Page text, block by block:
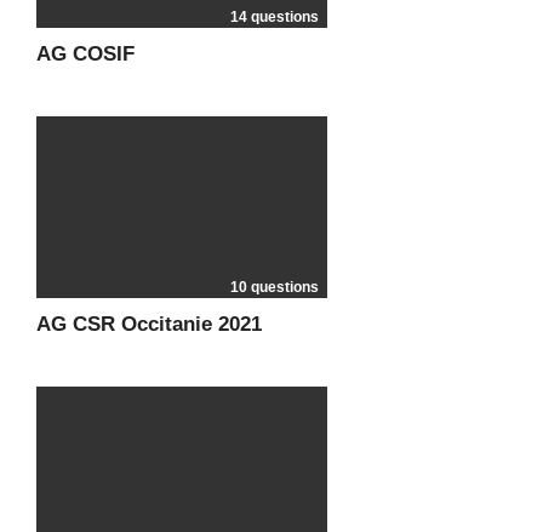
14 questions
AG COSIF
10 questions
AG CSR Occitanie 2021